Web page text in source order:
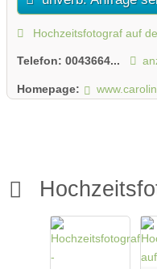
Hochzeitsfotograf auf
Telefon: 0043664...
Homepage: